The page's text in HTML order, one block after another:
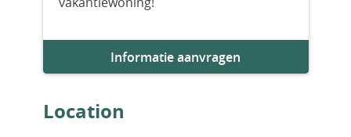
Aantal slaapkamers
Aantal badkamers
Informatie aanvragen
Location